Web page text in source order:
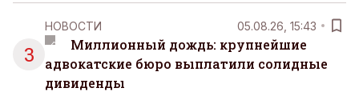
3
НОВОСТИ 05.08.26, 15:43
Миллионный дождь: крупнейшие
адвокатские бюро выплатили солидные
дивиденды